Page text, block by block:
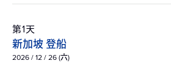
第1天
新加坡 登船
2026 / 12 / 26 (六)